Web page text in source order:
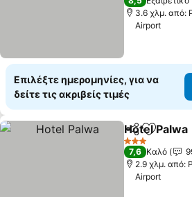
3.6 χλμ. από:
Airport
Επιλέξτε ημερομηνίες, για να
δείτε τις ακριβείς τιμές
Κοινοποίηση
Hotel Palwa
3 Αστέρια
7,6 Καλό
2.9 χλμ. από:
Airport